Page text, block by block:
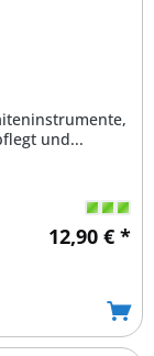
und...
12,90 € *